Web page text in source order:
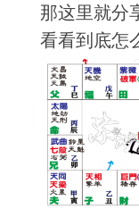
那这里就分
看看到底怎